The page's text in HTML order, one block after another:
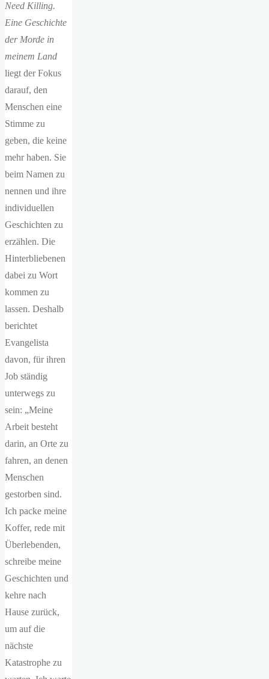
Need Killing.
Eine Geschichte
der Morde in
meinem Land
liegt der Fokus
darauf, den
Menschen eine
Stimme zu
geben, die keine
mehr haben. Sie
beim Namen zu
nennen und ihre
individuellen
Geschichten zu
erzählen. Die
Hinterbliebenen
dabei zu Wort
kommen zu
lassen. Deshalb
berichtet
Evangelista
davon, für ihren
Job ständig
unterwegs zu
sein: „Meine
Arbeit besteht
darin, an Orte zu
fahren, an denen
Menschen
gestorben sind.
Ich packe meine
Koffer, rede mit
Überlebenden,
schreibe meine
Geschichten und
kehre nach
Hause zurück,
um auf die
nächste
Katastrophe zu